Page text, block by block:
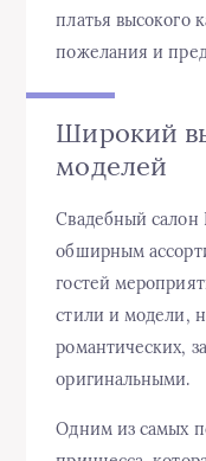
платья высокого
пожелания и
Широкий
моделей
Свадебный салон
обширным
гостей
стили и модели,
романтических,
оригинальными.
Одним из самых